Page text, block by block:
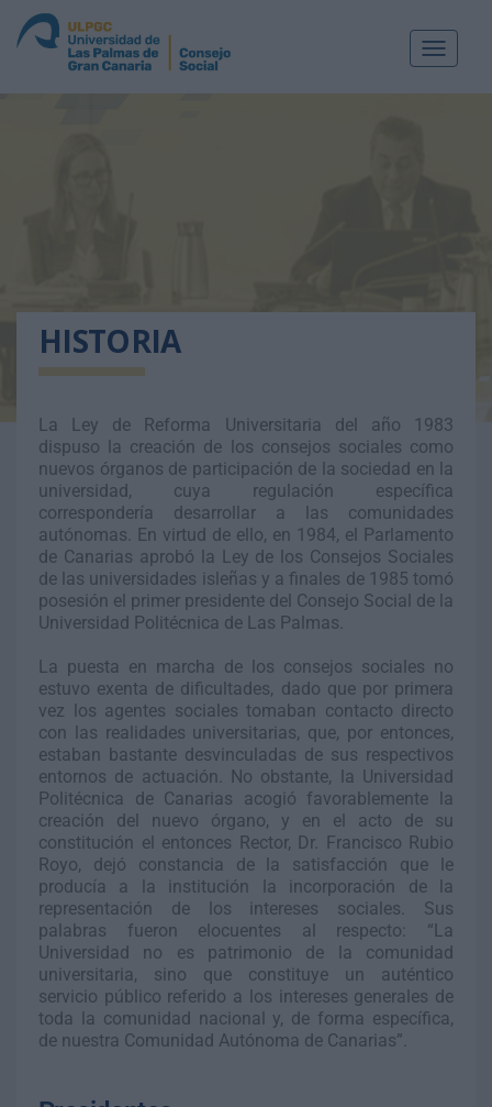
Toggle
HISTORIA
La Ley de Reforma Universitaria del año 1983
dispuso la creación de los consejos sociales como
nuevos órganos de participación de la sociedad en la
universidad, cuya regulación específica
correspondería desarrollar a las comunidades
autónomas. En virtud de ello, en 1984, el Parlamento
de Canarias aprobó la Ley de los Consejos Sociales
de las universidades isleñas y a finales de 1985 tomó
posesión el primer presidente del Consejo Social de la
Universidad Politécnica de Las Palmas.
La puesta en marcha de los consejos sociales no
estuvo exenta de dificultades, dado que por primera
vez los agentes sociales tomaban contacto directo
con las realidades universitarias, que, por entonces,
estaban bastante desvinculadas de sus respectivos
entornos de actuación. No obstante, la Universidad
Politécnica de Canarias acogió favorablemente la
creación del nuevo órgano, y en el acto de su
constitución el entonces Rector, Dr. Francisco Rubio
Royo, dejó constancia de la satisfacción que le
producía a la institución la incorporación de la
representación de los intereses sociales. Sus
palabras fueron elocuentes al respecto: “La
Universidad no es patrimonio de la comunidad
universitaria, sino que constituye un auténtico
servicio público referido a los intereses generales de
toda la comunidad nacional y, de forma específica,
de nuestra Comunidad Autónoma de Canarias”.